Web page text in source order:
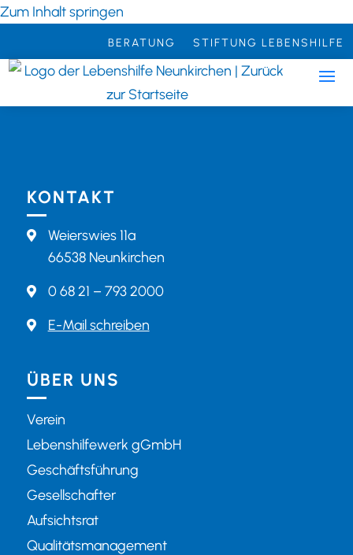
Zum Inhalt springen
BERATUNG STIFTUNG LEBENSHILFE
KONTAKT

Weierswies 11a
66538 Neunkirchen
 0 68 21 – 793 2000
 E-Mail schreiben
ÜBER UNS
Verein
Lebenshilfewerk gGmbH
Geschäftsführung
Gesellschafter
Aufsichtsrat
Qualitätsmanagement